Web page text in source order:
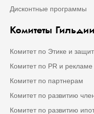
Дисконтные программы
Комитеты Гильдии
Комитет по Этике и
Комитет по PR и рекламе
Комитет по партнерам
Комитет по развитию
Комитет по развитию